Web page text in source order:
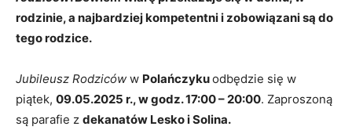
rodzinie, a najbardziej kompetentni i zobowiązani są do
tego rodzice.
Jubileusz Rodziców w Polańczykuodbędzie się w
piątek, 09.05.2025 r., w godz. 17:00 – 20:00. Zaproszoną
są parafie z dekanatów Lesko i Solina.